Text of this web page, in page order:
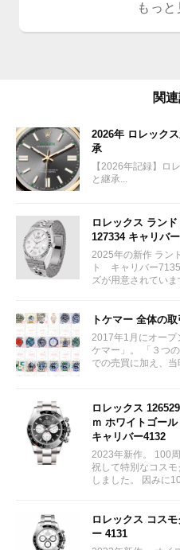
もっ
関
2026年 ロレック
承
【2026年記録】ロ
と継承...
ロレックス ラン
127334 キャリバ
2025年の新作 ラン
ト キャリバー
ズが用意されてい
トケマー 全体の
2017年1月にオープ
ケマー」。 「３つ
での売買に加え、
ロレックス
ｍ ホワイトゴー
キャリバー4132
2023年新作。 100
祝して特別なコス
しました。 因みに
ロレックス コス
ー 4131